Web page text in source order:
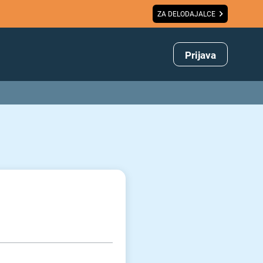
ZA DELODAJALCE
Prijava